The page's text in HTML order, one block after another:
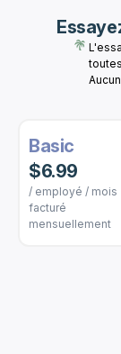
Basic
$6.99
/ employé / mois
facturé
mensuellement